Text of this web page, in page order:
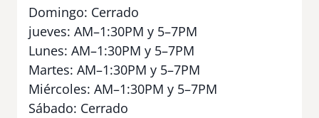
Domingo: Cerrado
jueves: AM–1:30PM y 5–7PM
Lunes: AM–1:30PM y 5–7PM
Martes: AM–1:30PM y 5–7PM
Miércoles: AM–1:30PM y 5–7PM
Sábado: Cerrado